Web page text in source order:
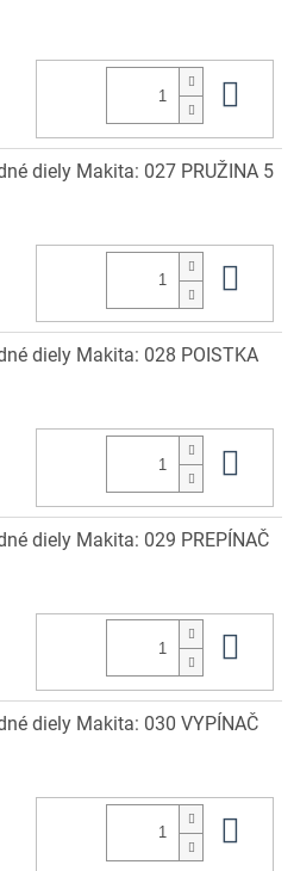
diely Makita: 027 PRUŽINA 5
diely Makita: 028 POISTKA
diely Makita: 029 PREPÍNAČ
diely Makita: 030 VYPÍNAČ